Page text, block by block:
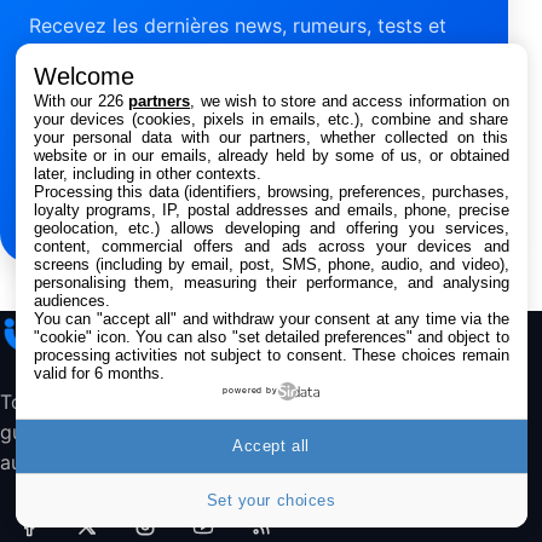
Smartphone APPLE iPhone 15 Bleu 128Go
Samsung Galaxy A56 5G, Smartphone
Android, 128 Go, Smartphone déverrouillé,
Gris
284,99€431,39€Cdiscount (Vendeur Tiers)
Jabra Biz 1500 USB-A Casque Stereo -
Casque Filaire avec Microphone Antibruit,
Unité de Contrôle et Protection contre les
Pics de Volume pour Téléphones de Bureau
et Softphones
44,43€66,9€Amazon
Filaire avec Microphone Antibruit Pour
Téléphones de Bureau
88,29€Amazon
Recevez les dernières news, rumeurs, tests et
Adresse e-mail
S’inscrire
iPhoneAddict
Toute l’actualité Apple, les bons plans, les
guides et les analyses pour suivre l’écosystème
au quotidien.
Welcome
With our 226partners , we wish to store and access information on
your devices (cookies, pixels in emails, etc.), combine and share
your personal data with our partners, whether collected on this
website or in our emails, already held by some of us, or obtained
later, including in other contexts.
Processing this data (identifiers, browsing, preferences, purchases,
loyalty programs, IP, postal addresses and emails, phone, precise
geolocation, etc.) allows developing and offering you services,
content, commercial offers and ads across your devices and
screens (including by email, post, SMS, phone, audio, and video),
personalising them, measuring their performance, and analysing
audiences.
You can "accept all" and withdraw your consent at any time via the
"cookie" icon. You can also "set detailed preferences" and object to
processing activities not subject to consent. These choices remain
valid for 6 months.
powered by
Set your choices
Accept all